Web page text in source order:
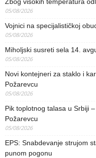
Zbog visokih temperatura
05/08/2026
Vojnici na specijalističkoj
05/08/2026
Miholjski susreti sela 14.
05/08/2026
Novi kontejneri za staklo i
Požarevcu
05/08/2026
Pik toplotnog talasa u Srbiji
Požarevcu
05/08/2026
EPS: Snabdevanje strujom
punom pogonu